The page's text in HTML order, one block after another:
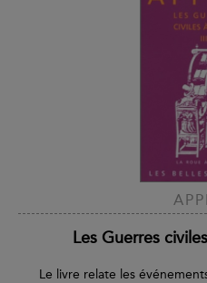
Les Guerres
Le livre relate les